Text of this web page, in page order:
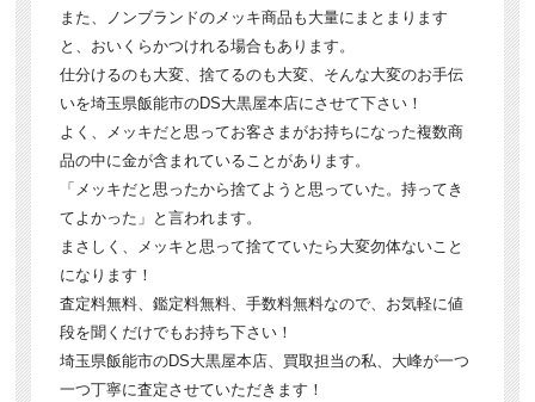
また、ノンブランドのメッキ商品も大量にまとまります
と、おいくらかつけれる場合もあります。
仕分けるのも大変、捨てるのも大変、そんな大変のお手伝
いを埼玉県飯能市のDS大黒屋本店にさせて下さい！
よく、メッキだと思ってお客さまがお持ちになった複数商
品の中に金が含まれていることがあります。
「メッキだと思ったから捨てようと思っていた。持ってき
てよかった」と言われます。
まさしく、メッキと思って捨てていたら大変勿体ないこと
になります！
査定料無料、鑑定料無料、手数料無料なので、お気軽に値
段を聞くだけでもお持ち下さい！
埼玉県飯能市のDS大黒屋本店、買取担当の私、大峰が一つ
一つ丁寧に査定させていただきます！